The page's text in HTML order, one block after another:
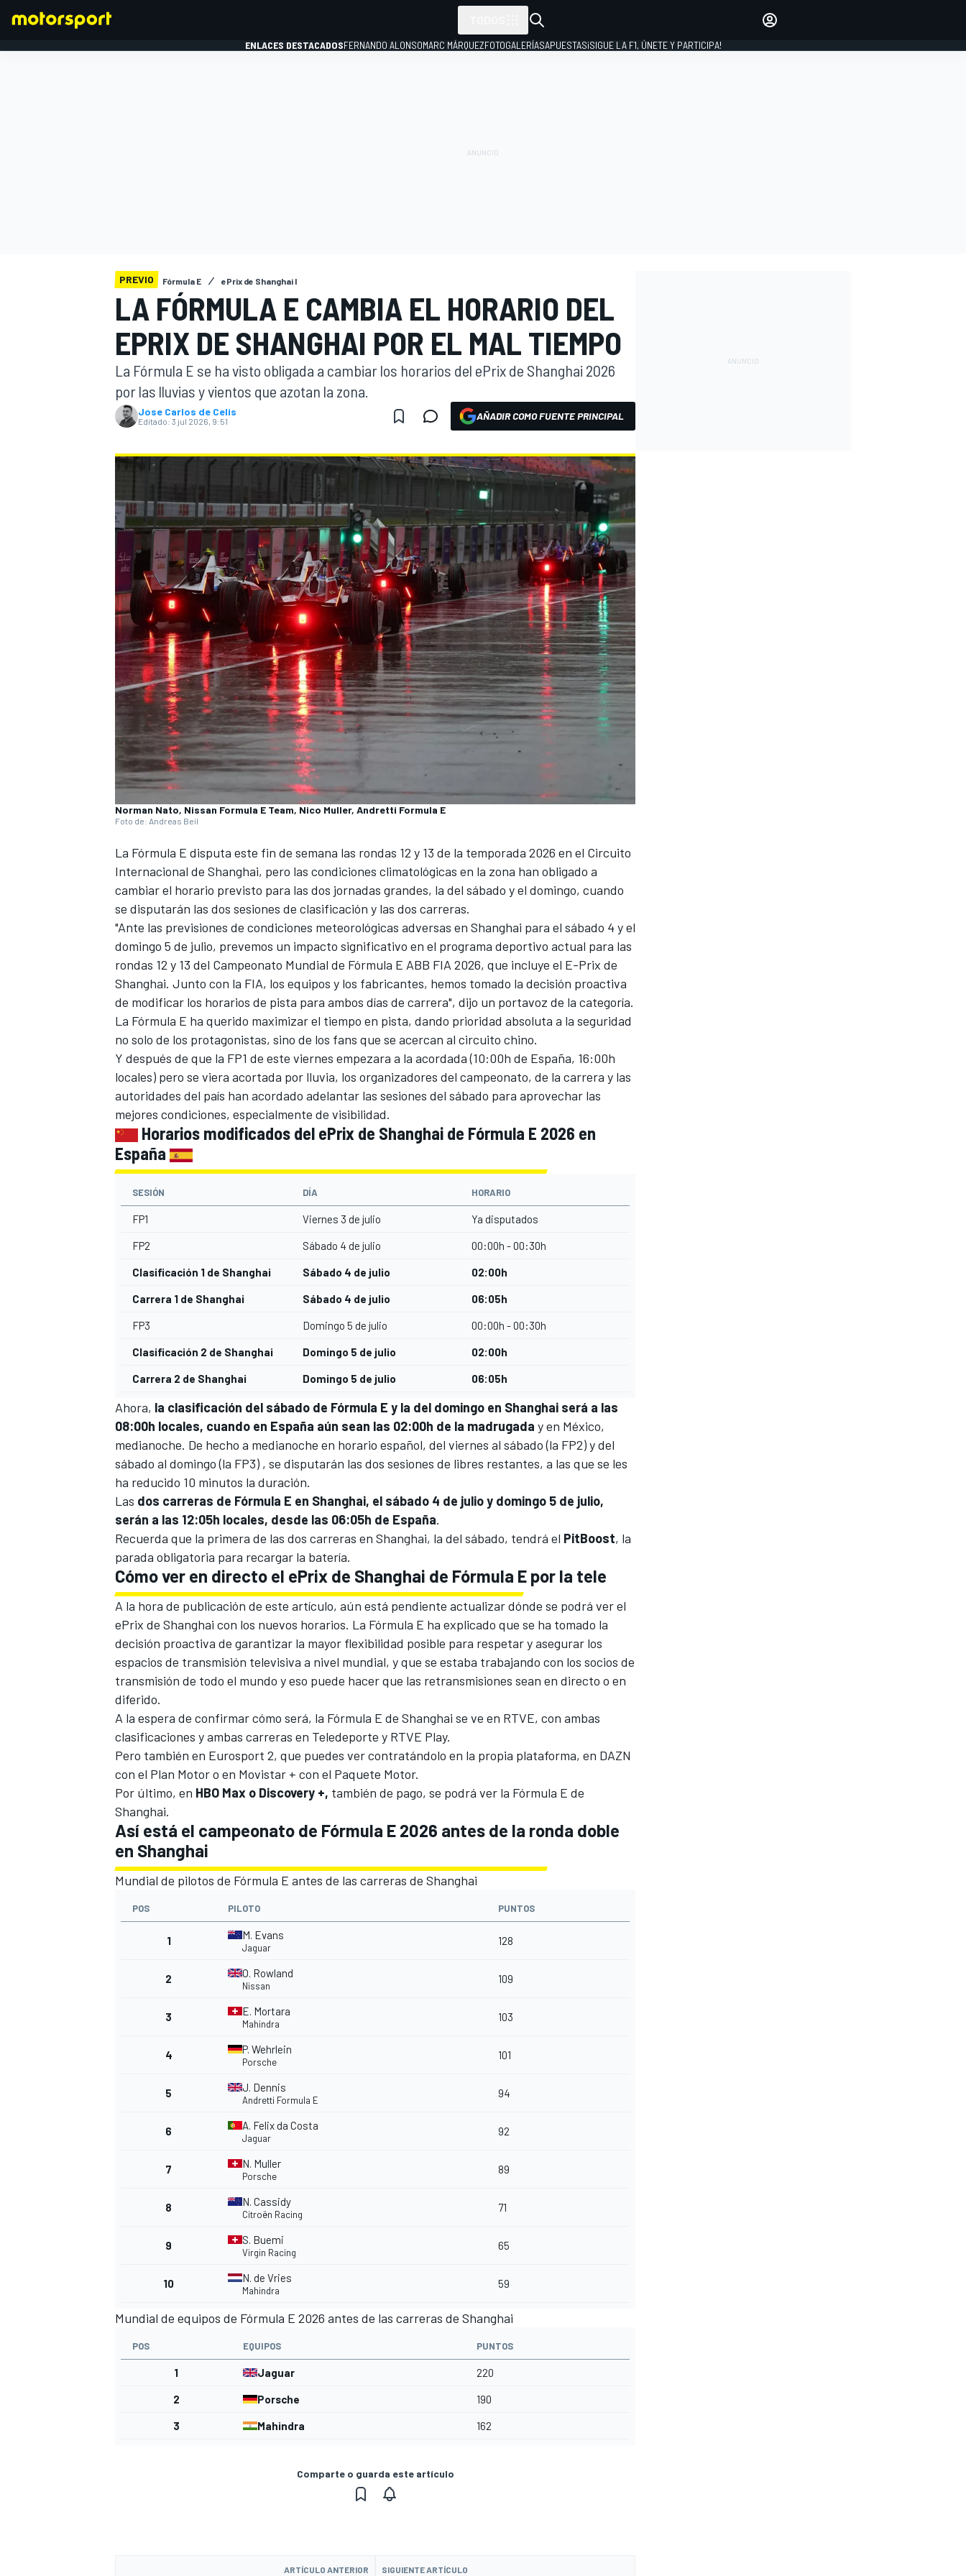
WEC FÓRMULA E
MÁS CATEGORÍAS
ENLACES DESTACADOSFERNANDO ALONSOMARC MÁRQUEZFOTOGALERÍASAPUESTAS¡SIGUE LA F1, ÚNETE Y PARTICIPA!
PREVIO Fórmula E ePrix de Shanghai I
LA FÓRMULA E CAMBIA EL HORARIO DEL
EPRIX DE SHANGHAI POR EL MAL TIEMPO
La Fórmula E se ha visto obligada a cambiar los horarios del ePrix de Shanghai 2026
por las lluvias y vientos que azotan la zona.
Jose Carlos de Celis
Editado: 3 jul 2026, 9:51 AÑADIR COMO FUENTE PRINCIPAL
Norman Nato, Nissan Formula E Team, Nico Muller, Andretti Formula E
Foto de: Andreas Beil
La Fórmula E disputa este fin de semana las rondas 12 y 13 de la temporada 2026 en el Circuito
Internacional de Shanghai, pero las condiciones climatológicas en la zona han obligado a
cambiar el horario previsto para las dos jornadas grandes, la del sábado y el domingo, cuando
se disputarán las dos sesiones de clasificación y las dos carreras.
"Ante las previsiones de condiciones meteorológicas adversas en Shanghai para el sábado 4 y el
domingo 5 de julio, prevemos un impacto significativo en el programa deportivo actual para las
rondas 12 y 13 del Campeonato Mundial de Fórmula E ABB FIA 2026, que incluye el E-Prix de
Shanghai. Junto con la FIA, los equipos y los fabricantes, hemos tomado la decisión proactiva
de modificar los horarios de pista para ambos días de carrera", dijo un portavoz de la categoría.
La Fórmula E ha querido maximizar el tiempo en pista, dando prioridad absoluta a la seguridad
no solo de los protagonistas, sino de los fans que se acercan al circuito chino.
Y después de que la FP1 de este viernes empezara a la acordada (10:00h de España, 16:00h
locales) pero se viera acortada por lluvia, los organizadores del campeonato, de la carrera y las
autoridades del país han acordado adelantar las sesiones del sábado para aprovechar las
mejores condiciones, especialmente de visibilidad.
Horarios modificados del ePrix de Shanghai de Fórmula E 2026 en
España
SESIÓN DÍA HORARIO
FP1 Viernes 3 de julio Ya disputados
FP2 Sábado 4 de julio 00:00h - 00:30h
Clasificación 1 de Shanghai Sábado 4 de julio 02:00h
Carrera 1 de Shanghai Sábado 4 de julio 06:05h
FP3 Domingo 5 de julio 00:00h - 00:30h
Clasificación 2 de Shanghai Domingo 5 de julio 02:00h
Carrera 2 de Shanghai Domingo 5 de julio 06:05h
Ahora, la clasificación del sábado de Fórmula E y la del domingo en Shanghai será a las
08:00h locales, cuando en España aún sean las 02:00h de la madrugada y en México,
medianoche. De hecho a medianoche en horario español, del viernes al sábado (la FP2) y del
sábado al domingo (la FP3) , se disputarán las dos sesiones de libres restantes, a las que se les
ha reducido 10 minutos la duración.
Las dos carreras de Fórmula E en Shanghai, el sábado 4 de julio y domingo 5 de julio,
serán a las 12:05h locales, desde las 06:05h de España.
Recuerda que la primera de las dos carreras en Shanghai, la del sábado, tendrá el PitBoost, la
parada obligatoria para recargar la batería.
Cómo ver en directo el ePrix de Shanghai de Fórmula E por la tele
A la hora de publicación de este artículo, aún está pendiente actualizar dónde se podrá ver el
ePrix de Shanghai con los nuevos horarios. La Fórmula E ha explicado que se ha tomado la
decisión proactiva de garantizar la mayor flexibilidad posible para respetar y asegurar los
espacios de transmisión televisiva a nivel mundial, y que se estaba trabajando con los socios de
transmisión de todo el mundo y eso puede hacer que las retransmisiones sean en directo o en
diferido.
A la espera de confirmar cómo será, la Fórmula E de Shanghai se ve en RTVE, con ambas
clasificaciones y ambas carreras en Teledeporte y RTVE Play.
Pero también en Eurosport 2, que puedes ver contratándolo en la propia plataforma, en DAZN
con el Plan Motor o en Movistar + con el Paquete Motor.
Por último, en HBO Max o Discovery +, también de pago, se podrá ver la Fórmula E de
Shanghai.
Así está el campeonato de Fórmula E 2026 antes de la ronda doble
en Shanghai
Mundial de pilotos de Fórmula E antes de las carreras de Shanghai
POS PILOTO PUNTOS
1 M. Evans
Jaguar
128
2 O. Rowland
Nissan
109
3 E. Mortara
Mahindra
103
4 P. Wehrlein
Porsche
101
5 J. Dennis
Andretti Formula E
94
6 A. Felix da Costa
Jaguar
92
7 N. Muller
Porsche
89
8 N. Cassidy
Citroën Racing
71
9 S. Buemi
Virgin Racing
65
10 N. de Vries
Mahindra
59
Mundial de equipos de Fórmula E 2026 antes de las carreras de Shanghai
POS EQUIPOS PUNTOS
1 Jaguar 220
2 Porsche 190
3 Mahindra 162
Comparte o guarda este artículo
ARTÍCULO ANTERIOR SIGUIENTE ARTÍCULO